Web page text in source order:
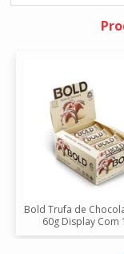
Bold Trufa de
60g Display Com